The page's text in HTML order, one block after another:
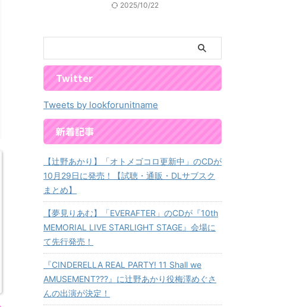
2025/10/22
Twitter
Tweets by lookforunitname
新着記事
【辻野あかり】「オトメゴコロ更新中」のCDが
10月29日に発売！【試聴・通販・DLサブスク
まとめ】
【夢見りあむ】「EVERAFTER」のCDが『10th
MEMORIAL LIVE STARLIGHT STAGE』会場に
て先行発売！
『CINDERELLA REAL PARTY! 11 Shall we
AMUSEMENT???』に辻野あかり役梅澤めぐさ
んの出演が決定！